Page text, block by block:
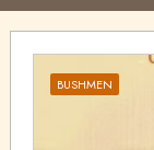
BUSHMEN